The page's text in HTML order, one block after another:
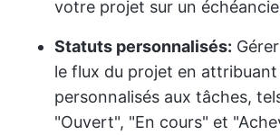
votre projet sur un
Statuts personnalisés:
le flux du projet en
personnalisés aux tâches,
"Ouvert", "En cours" et